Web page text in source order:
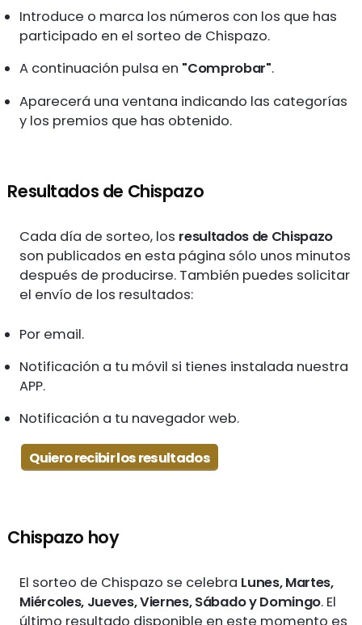
Introduce o marca los números con los que has
participado en el sorteo de Chispazo.
A continuación pulsa en "Comprobar".
Aparecerá una ventana indicando las categorías
y los premios que has obtenido.
Resultados de Chispazo
Cada día de sorteo, los resultados de Chispazo
son publicados en esta página sólo unos minutos
después de producirse. También puedes solicitar
el envío de los resultados:
Por email.
Notificación a tu móvil si tienes instalada nuestra
APP.
Notificación a tu navegador web.
Quiero recibir los resultados
Chispazo hoy
El sorteo de Chispazo se celebra Lunes, Martes,
Miércoles, Jueves, Viernes, Sábado y Domingo. El
último resultado disponible en este momento es